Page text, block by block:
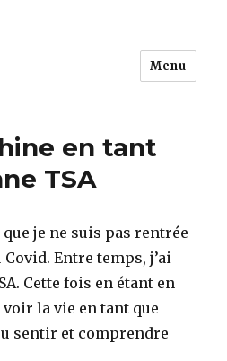
Menu
en tant
TSA
je ne suis pas rentrée
Covid. Entre temps, j’ai
Cette fois en étant en
voir la vie en tant que
sentir et comprendre